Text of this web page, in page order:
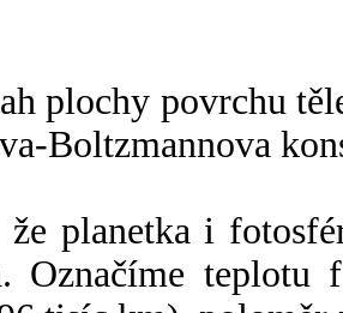
plochy povrchu
Boltzmannova
že planetka i
Označíme